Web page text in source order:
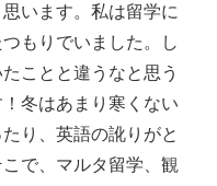
います。私は留学に
もりでいました。し
ことと違うなと思う
冬はあまり寒くない
り、英語の訛りがと
で、マルタ留学、観